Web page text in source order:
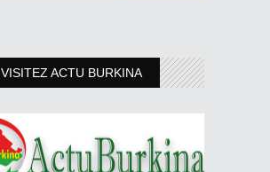
VISITEZ ACTU BURKINA